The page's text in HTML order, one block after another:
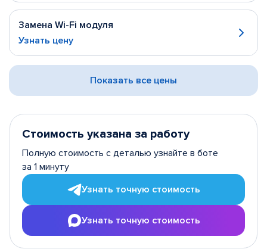
Замена Wi-Fi модуля
Узнать цену
Показать все цены
Стоимость указана за работу
Полную стоимость с деталью узнайте в боте
за 1 минуту
Узнать точную стоимость
Узнать точную стоимость